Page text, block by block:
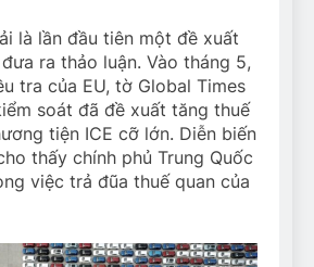
là lần đầu tiên một đề xuất
ra thảo luận. Vào tháng 5,
tra của EU, tờ Global Times
soát đã đề xuất tăng thuế
tiện ICE cỡ lớn. Diễn biến
thấy chính phủ Trung Quốc
việc trả đũa thuế quan của